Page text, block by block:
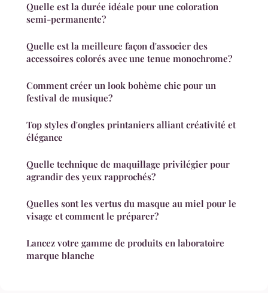
Quelle est la durée idéale pour une coloration
semi-permanente?
Quelle est la meilleure façon d'associer des
accessoires colorés avec une tenue monochrome?
Comment créer un look bohème chic pour un
festival de musique?
Top styles d'ongles printaniers alliant créativité et
élégance
Quelle technique de maquillage privilégier pour
agrandir des yeux rapprochés?
Quelles sont les vertus du masque au miel pour le
visage et comment le préparer?
Lancez votre gamme de produits en laboratoire
marque blanche